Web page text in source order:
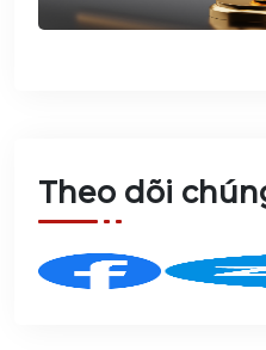
Theo dõi